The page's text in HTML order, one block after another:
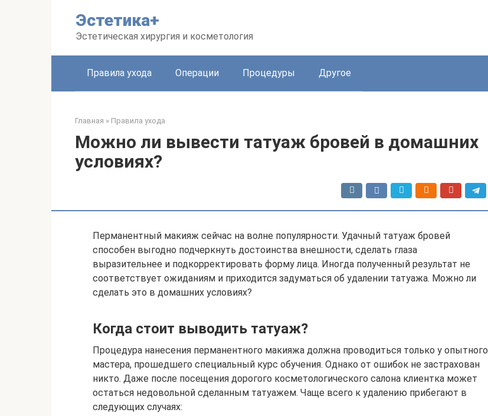
Эстетика+
Эстетическая хирургия и косметология
Правила ухода Операции Процедуры Другое
Главная » Правила ухода
Можно ли вывести татуаж бровей в домашних
условиях?
Перманентный макияж сейчас на волне популярности. Удачный татуаж бровей
способен выгодно подчеркнуть достоинства внешности, сделать глаза
выразительнее и подкорректировать форму лица. Иногда полученный результат не
соответствует ожиданиям и приходится задуматься об удалении татуажа. Можно ли
сделать это в домашних условиях?
Когда стоит выводить татуаж?
Процедура нанесения перманентного макияжа должна проводиться только у опытного
мастера, прошедшего специальный курс обучения. Однако от ошибок не застрахован
никто. Даже после посещения дорогого косметологического салона клиентка может
остаться недовольной сделанным татуажем. Чаще всего к удалению прибегают в
следующих случаях: